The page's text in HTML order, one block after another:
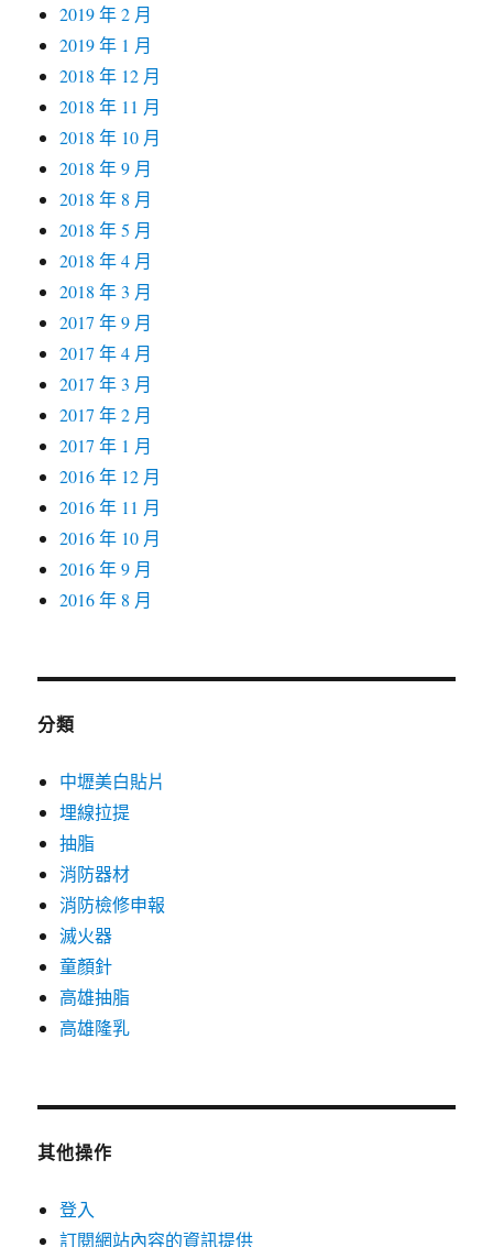
2019 年 2 月
2019 年 1 月
2018 年 12 月
2018 年 11 月
2018 年 10 月
2018 年 9 月
2018 年 8 月
2018 年 5 月
2018 年 4 月
2018 年 3 月
2017 年 9 月
2017 年 4 月
2017 年 3 月
2017 年 2 月
2017 年 1 月
2016 年 12 月
2016 年 11 月
2016 年 10 月
2016 年 9 月
2016 年 8 月
分類
中壢美白貼片
埋線拉提
抽脂
消防器材
消防檢修申報
滅火器
童顏針
高雄抽脂
高雄隆乳
其他操作
登入
訂閱網站內容的資訊提供